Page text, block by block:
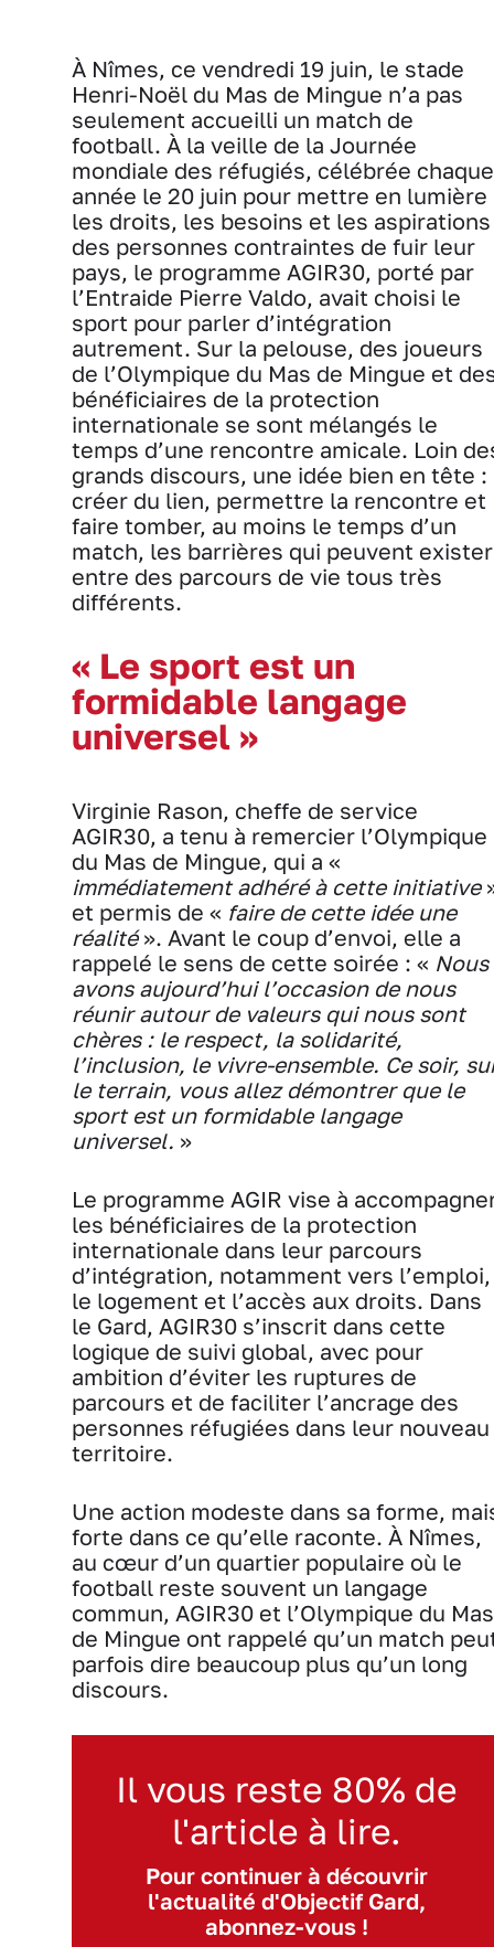
À Nîmes, ce vendredi 19 juin, le stade
Henri-Noël du Mas de Mingue n’a pas
seulement accueilli un match de
football. À la veille de la Journée
mondiale des réfugiés, célébrée chaque
année le 20 juin pour mettre en lumière
les droits, les besoins et les aspirations
des personnes contraintes de fuir leur
pays, le programme AGIR30, porté par
l’Entraide Pierre Valdo, avait choisi le
sport pour parler d’intégration
autrement. Sur la pelouse, des joueurs
de l’Olympique du Mas de Mingue et
bénéficiaires de la protection
internationale se sont mélangés le
temps d’une rencontre amicale. Loin
grands discours, une idée bien en tête :
créer du lien, permettre la rencontre et
faire tomber, au moins le temps d’un
match, les barrières qui peuvent exister
entre des parcours de vie tous très
différents.
« Le sport est un
formidable langage
universel »
Virginie Rason, cheffe de service
AGIR30, a tenu à remercier l’Olympique
du Mas de Mingue, qui a «
immédiatement adhéré à cette initiative
et permis de « faire de cette idée une
réalité». Avant le coup d’envoi, elle a
rappelé le sens de cette soirée : « Nous
avons aujourd’hui l’occasion de nous
réunir autour de valeurs qui nous sont
chères : le respect, la solidarité,
l’inclusion, le vivre-ensemble. Ce soir,
le terrain, vous allez démontrer que le
sport est un formidable langage
universel. »
Le programme AGIR vise à
les bénéficiaires de la protection
internationale dans leur parcours
d’intégration, notamment vers l’emploi,
le logement et l’accès aux droits. Dans
le Gard, AGIR30 s’inscrit dans cette
logique de suivi global, avec pour
ambition d’éviter les ruptures de
parcours et de faciliter l’ancrage des
personnes réfugiées dans leur nouveau
territoire.
Une action modeste dans sa forme,
forte dans ce qu’elle raconte. À Nîmes,
au cœur d’un quartier populaire où le
football reste souvent un langage
commun, AGIR30 et l’Olympique du Mas
de Mingue ont rappelé qu’un match
parfois dire beaucoup plus qu’un long
discours.
Il vous reste 80% de
l'article à lire.
Pour continuer à découvrir
l'actualité d'Objectif Gard,
abonnez-vous !